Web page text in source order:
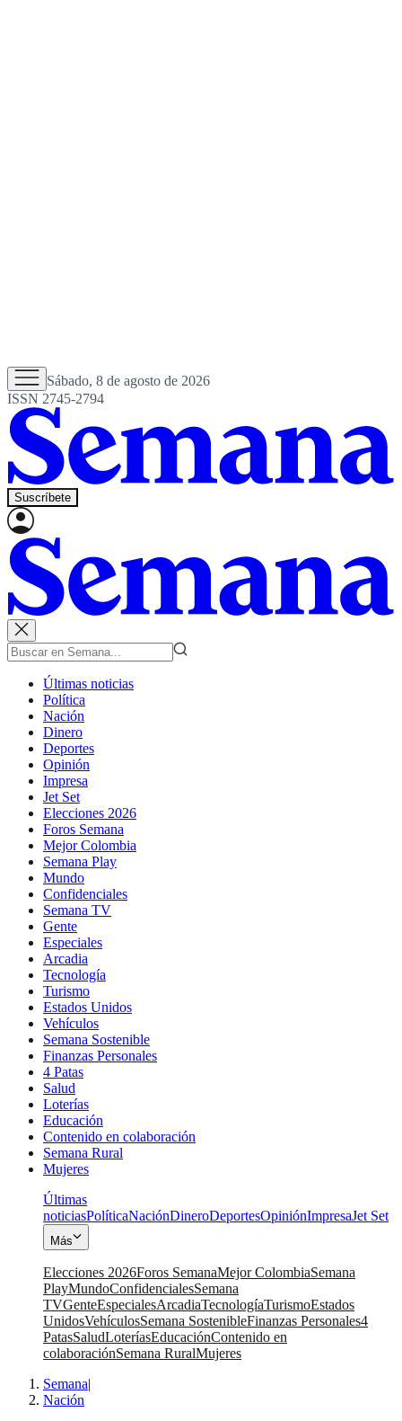
Sábado, 8 de agosto de 2026
ISSN 2745-2794
Suscríbete
Últimas noticias
Política
Nación
Dinero
Deportes
Opinión
Impresa
Jet Set
Elecciones 2026
Foros Semana
Mejor Colombia
Semana Play
Mundo
Confidenciales
Semana TV
Gente
Especiales
Arcadia
Tecnología
Turismo
Estados Unidos
Vehículos
Semana Sostenible
Finanzas Personales
4 Patas
Salud
Loterías
Educación
Contenido en colaboración
Semana Rural
Mujeres
Últimas
noticiasPolíticaNaciónDineroDeportesOpiniónImpresaJet Set
Más
Elecciones 2026Foros SemanaMejor ColombiaSemana
PlayMundoConfidencialesSemana
TVGenteEspecialesArcadiaTecnologíaTurismoEstados
UnidosVehículosSemana SostenibleFinanzas Personales4
PatasSaludLoteríasEducaciónContenido en
colaboraciónSemana RuralMujeres
Semana|
Nación